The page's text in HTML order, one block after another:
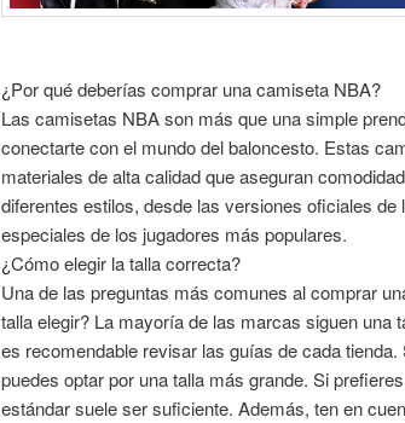
¿Por qué deberías comprar una camiseta NBA?
Las camisetas NBA son más que una simple
conectarte con el mundo del baloncesto. Estas
materiales de alta calidad que aseguran
diferentes estilos, desde las versiones oficiales de
especiales de los jugadores más populares.
¿Cómo elegir la talla correcta?
Una de las preguntas más comunes al comprar
talla elegir? La mayoría de las marcas siguen una
es recomendable revisar las guías de cada
puedes optar por una talla más grande. Si
estándar suele ser suficiente. Además, ten en